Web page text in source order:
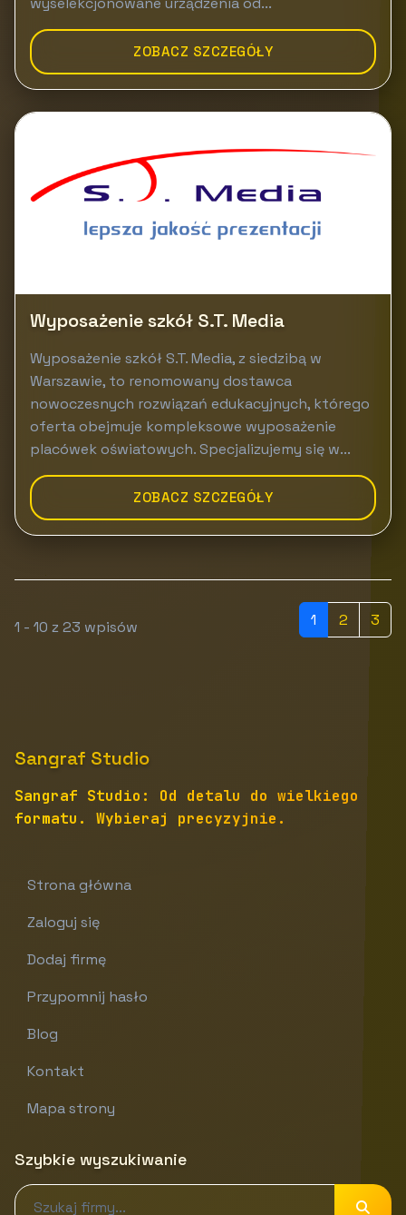
ZOBACZ SZCZEGÓŁY
Wyposażenie szkół S.T. Media
Wyposażenie szkół S.T. Media, z siedzibą w
Warszawie, to renomowany dostawca
nowoczesnych rozwiązań edukacyjnych, którego
oferta obejmuje kompleksowe wyposażenie
placówek oświatowych. Specjalizujemy się w...
ZOBACZ SZCZEGÓŁY
1 - 10 z 23 wpisów 1 2 3
Sangraf Studio
Sangraf Studio: Od detalu do wielkiego
formatu. Wybieraj precyzyjnie.
Strona główna
Zaloguj się
Dodaj firmę
Przypomnij hasło
Blog
Kontakt
Mapa strony
Szybkie wyszukiwanie